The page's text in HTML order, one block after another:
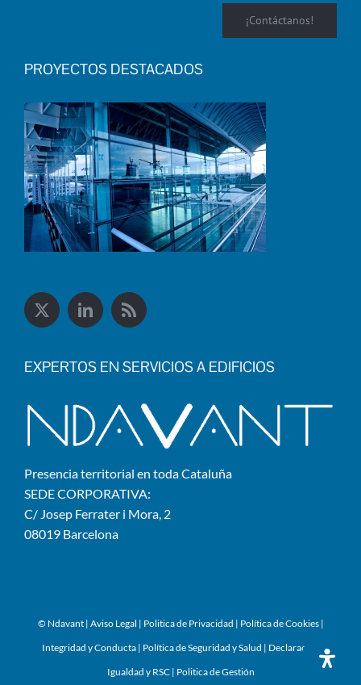
¡Contáctanos!
PROYECTOS DESTACADOS
EXPERTOS EN SERVICIOS A EDIFICIOS
Presencia territorial en toda Cataluña
SEDE CORPORATIVA:
C/ Josep Ferrater i Mora, 2
08019 Barcelona
© Ndavant | Aviso Legal | Politica de Privacidad | Política de Cookies |
Integridad y Conducta | Política de Seguridad y Salud | Declaración
Igualdad y RSC | Politica de Gestión